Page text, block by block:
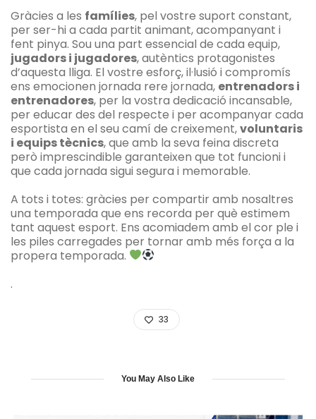
Gràcies a les famílies, pel vostre suport constant,
per ser-hi a cada partit animant, acompanyant i
fent pinya. Sou una part essencial de cada equip,
jugadors i jugadores, autèntics protagonistes
d’aquesta lliga. El vostre esforç, il·lusió i compromís
ens emocionen jornada rere jornada, entrenadors i
entrenadores, per la vostra dedicació incansable,
per educar des del respecte i per acompanyar cada
esportista en el seu camí de creixement,voluntaris
i equips tècnics, que amb la seva feina discreta
però imprescindible garanteixen que tot funcioni i
que cada jornada sigui segura i memorable.
A tots i totes: gràcies per compartir amb nosaltres
una temporada que ens recorda per què estimem
tant aquest esport. Ens acomiadem amb el cor ple i
les piles carregades per tornar amb més força a la
propera temporada.
.
33
You May Also Like